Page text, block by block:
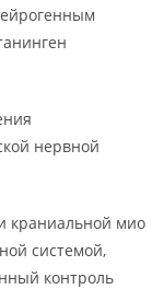
нервной
краниальной мио
системой,
контроль